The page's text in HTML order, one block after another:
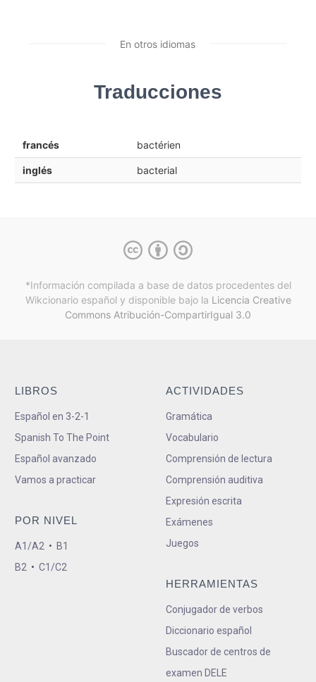
En otros idiomas
Traducciones
francés bactérien
inglés bacterial
*Información compilada a base de datos procedentes del
Wikcionario español y disponible bajo la Licencia Creative
Commons Atribución-CompartirIgual 3.0
LIBROS
Español en 3-2-1
Spanish To The Point
Español avanzado
Vamos a practicar
POR NIVEL
A1/A2 • B1
B2 • C1/C2
ACTIVIDADES
Gramática
Vocabulario
Comprensión de lectura
Comprensión auditiva
Expresión escrita
Exámenes
Juegos
HERRAMIENTAS
Conjugador de verbos
Diccionario español
Buscador de centros de
examen DELE